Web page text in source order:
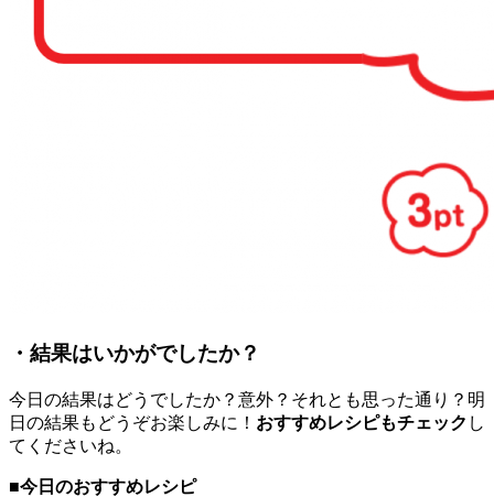
・結果はいかがでしたか？
今日の結果はどうでしたか？意外？それとも思った通り？明
日の結果もどうぞお楽しみに！ おすすめレシピもチェック し
てくださいね。
■今日のおすすめレシピ